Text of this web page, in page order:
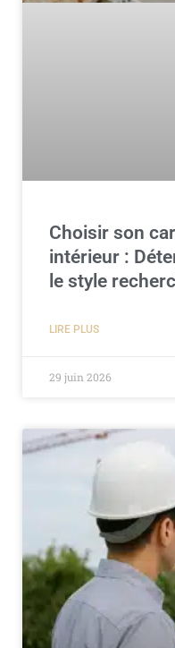
Choisir son
intérieur :
le style
LIRE PLUS
29 juin 2026